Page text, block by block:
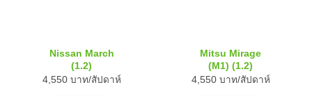
Nissan March
(1.2)
4,550 บาท/สัปดาห์
Mitsu Mirage
(M1) (1.2)
4,550 บาท/สัปดาห์